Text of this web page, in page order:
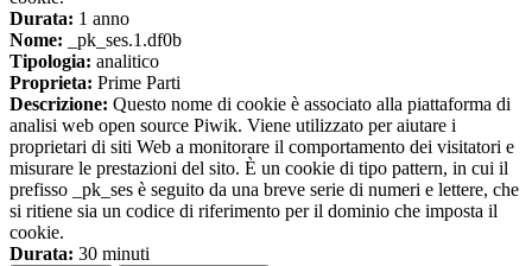
Durata: 1 anno
Nome: _pk_ses.1.df0b
Tipologia: analitico
Proprieta: Prime Parti
Descrizione: Questo nome di cookie è associato alla piattaforma di
analisi web open source Piwik. Viene utilizzato per aiutare i
proprietari di siti Web a monitorare il comportamento dei visitatori e
misurare le prestazioni del sito. È un cookie di tipo pattern, in cui il
prefisso _pk_ses è seguito da una breve serie di numeri e lettere, che
si ritiene sia un codice di riferimento per il dominio che imposta il
cookie.
Durata: 30 minuti